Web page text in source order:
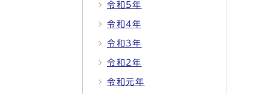
令和5年
令和4年
令和3年
令和2年
令和元年